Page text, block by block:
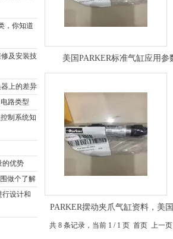
，你知道
及安装技
上的差异
路类型
制系统知
的优势
做个了解
行设计和
美国PARKER标准气缸应用参
PARKER摆动夹爪气缸资料，美
共 8 条记录，当前 1 / 1 页 首页 上